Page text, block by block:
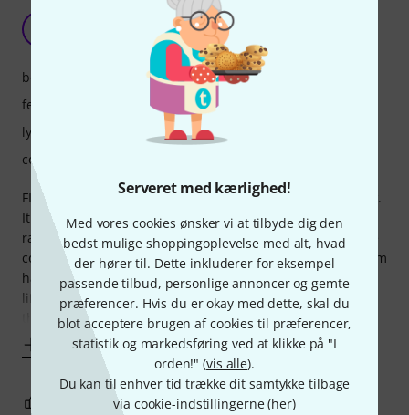
Serveret med kærlighed!
Med vores cookies ønsker vi at tilbyde dig den
bedst mulige shoppingoplevelse med alt, hvad
der hører til. Dette inkluderer for eksempel
passende tilbud, personlige annoncer og gemte
præferencer. Hvis du er okay med dette, skal du
blot acceptere brugen af cookies til præferencer,
statistik og markedsføring ved at klikke på "I
orden!" (vis alle).
Du kan til enhver tid trække dit samtykke tilbage
via cookie-indstillingerne (her)
Maar Ten <3 16.02.2024
FL Studio is a gem of a DAW if you are into electronic music.
It is easy to use and hard to master so it caters to a wide
range of people. There are a couple of advantages over the
competition and the biggest one would be that this program
has lifetime free updates. So if you buy FL studio you get
lifetime free updates for the version you bought. While
there might be
Vis mere
betjening
features
lyd/kvalitet
computerbelastning
ANMELD BEDØMMELSE